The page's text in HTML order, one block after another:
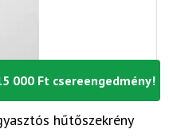
000 Ft csereengedmény!
hűtőszekrény